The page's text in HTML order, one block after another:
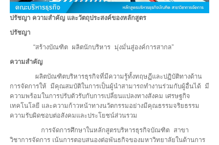
ปรัชญา ความสำคัญ และวัตถุประสงค์ของหลักสูตร
ปรัชญา
“สร้างบัณฑิต ผลิตนักบริหาร มุ่งมั่นสู่องค์การสากล”
ความสำคัญ
ผลิตบัณฑิตบริหารธุรกิจที่มีความรู้ทั้งทฤษฏีและปฏิบัติทางด้าน
การจัดการให้ มีคุณสมบัติในการเป็นผู้นำสามารถทำงานร่วมกับผู้อื่นได้ มี
ความพร้อมในการปรับตัวรับกับการเปลี่ยนแปลงทางสังคม เศรษฐกิจ
เทคโนโลยี และความก้าวหน้าทางนวัตกรรมอย่างมีคุณธรรมจริยธรรม
ความรับผิดชอบต่อสังคมและประโยชน์ส่วนรวม
การจัดการศึกษาในหลักสูตรบริหารธุรกิจบัณฑิต สาขา
วิชาการจัดการ เน้นการตอบสนองต่อพันธกิจของมหาวิทยาลัยในด้านการ